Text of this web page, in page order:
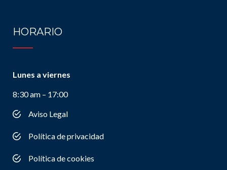
HORARIO
Lunes a viernes
8:30 am – 17:00
Aviso Legal
Política de privacidad
Política de cookies